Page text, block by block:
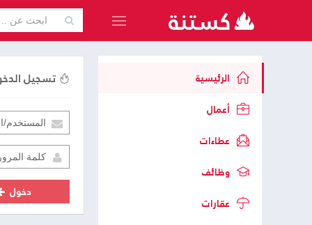
الرئيسية
أعمال
عطاءات
وظائف
عقارات
تسجيل
دخول